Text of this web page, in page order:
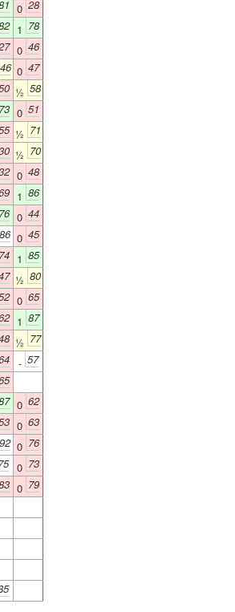
0 28
1 78
0 46
46 0 47
½ 58
73 0 51
½ 71
½ 70
0 48
1 86
76 0 44
86 0 45
74 1 85
½ 80
0 65
1 87
½ 77
- 57
0 62
0 63
92 0 76
0 73
0 79